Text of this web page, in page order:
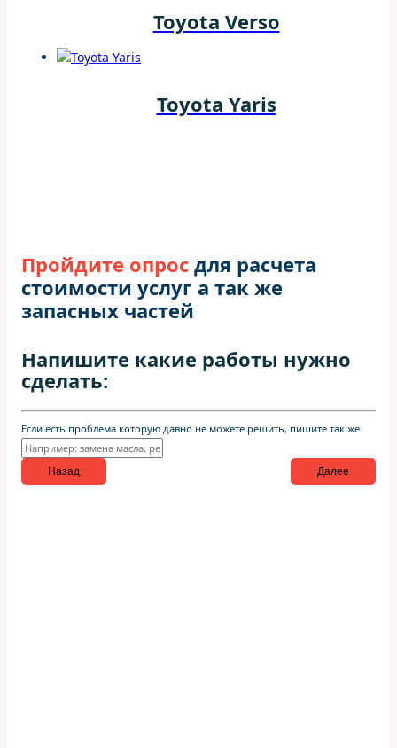
Toyota Verso
Toyota Yaris
Пройдите опрос для расчета
стоимости услуг а так же
запасных частей
Напишите какие работы нужно
сделать:
Если есть проблема которую давно не можете решить, пишите так же
Назад Далее